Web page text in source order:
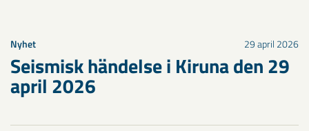
Nyhet 29 april 2026
Seismisk händelse i Kiruna den 29
april 2026